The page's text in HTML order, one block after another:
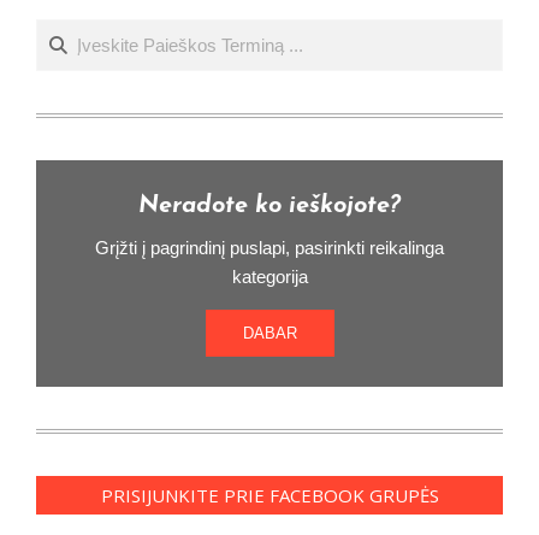
Ieškoti
Neradote ko ieškojote?
Grįžti į pagrindinį puslapi, pasirinkti reikalinga
kategorija
DABAR
PRISIJUNKITE PRIE FACEBOOK GRUPĖS